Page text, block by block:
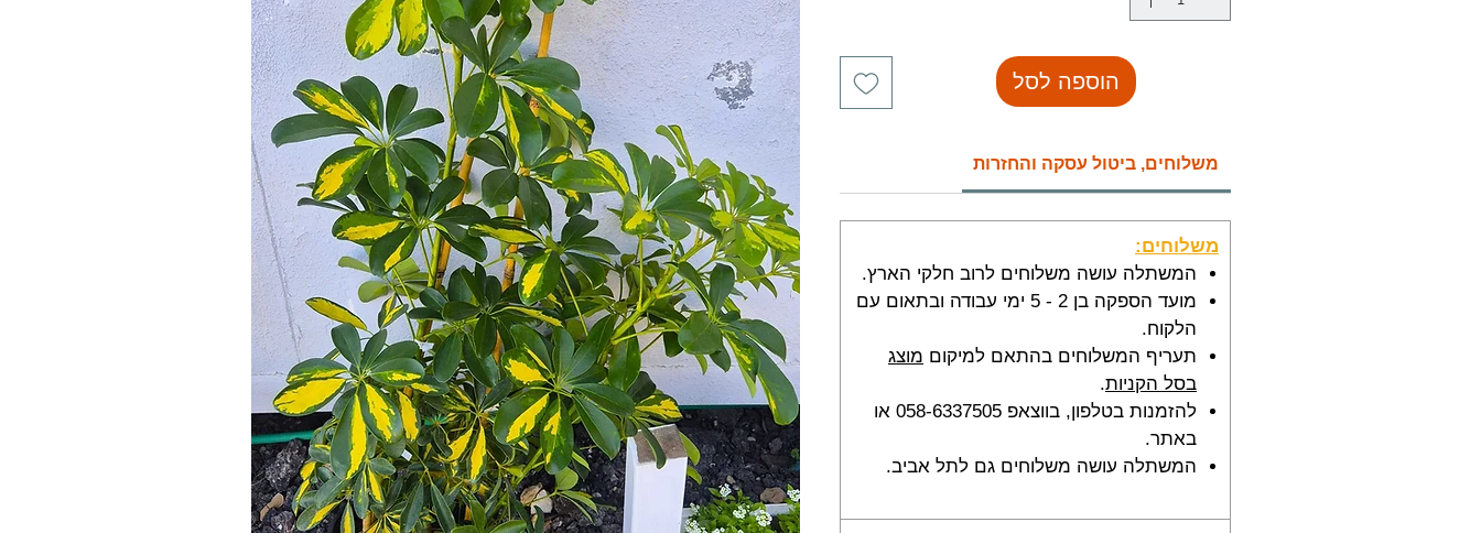
הוספה לסל
משלוחים, ביטול עסקה והחזרות
משלוחים:
המשתלה עושה משלוחים לרוב חלקי הארץ.
מועד הספקה בן 2 - 5 ימי עבודה ובתאום עם
הלקוח.
תעריף המשלוחים בהתאם למיקום מוצג
בסל הקניות.
להזמנות בטלפון, בווצאפ 058-6337505 או
באתר.
המשתלה עושה משלוחים גם לתל אביב.